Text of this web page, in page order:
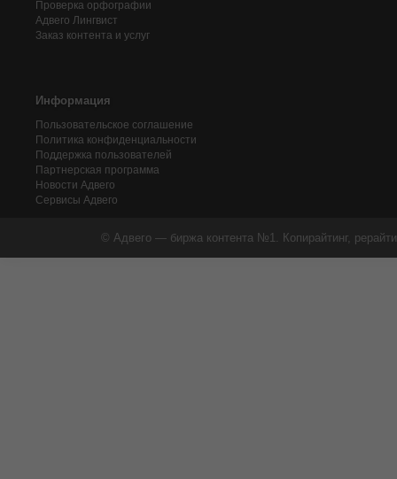
Проверка орфографии
Адвего Лингвист
Заказ контента и услуг
Информация
Пользовательское соглашение
Политика конфиденциальности
Поддержка пользователей
Партнерская программа
Новости Адвего
Сервисы Адвего
© Адвего — биржа контента №1. Копирайтинг,